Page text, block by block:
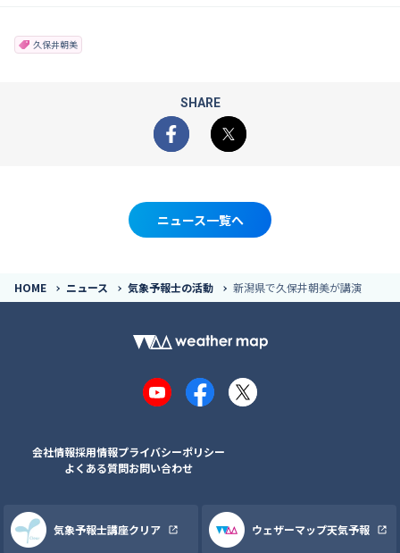
久保井朝美
SHARE
Facebook
X
ニュース一覧へ
HOME ニュース 気象予報士の活動 新潟県で久保井朝美が講演
YouTubeFacebook
X
会社情報採用情報プライバシーポリシー
よくある質問お問い合わせ
気象予報士講座クリア ウェザーマップ天気予報